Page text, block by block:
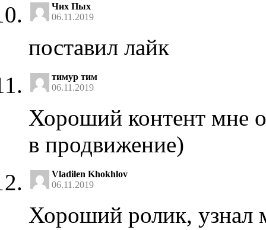
Чих Пых
06.11.2019
поставил лайк
тимур тим
06.11.2019
Хороший контент мне
в продвижение)
Vladilen Khokhlov
06.11.2019
Хороший ролик, узнал